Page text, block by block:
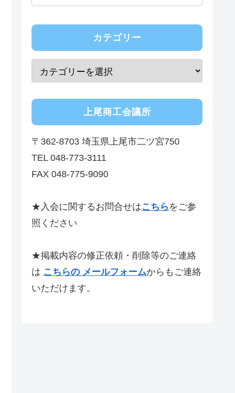
カテゴリー
上尾商工会議所
〒362-8703 埼玉県上尾市二ツ宮750
TEL 048-773-3111
FAX 048-775-9090
★入会に関するお問合せはこちら をご参
照ください
★掲載内容の修正依頼・削除等のご連絡
は こちらの メールフォームからもご連絡
いただけます。